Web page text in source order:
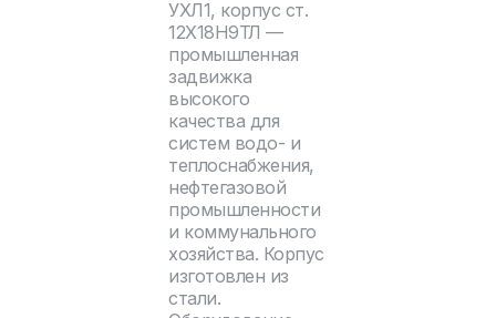
УХЛ1, корпус ст.
12Х18Н9ТЛ —
промышленная
задвижка
высокого
качества для
систем водо- и
теплоснабжения,
нефтегазовой
промышленности
и коммунального
хозяйства. Корпус
изготовлен из
стали.